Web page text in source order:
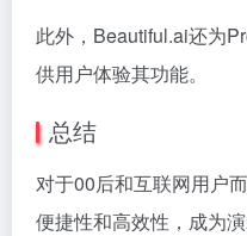
此外，Beautiful.ai还为
供用户体验其功能。
总结
对于00后和互联网用户
便捷性和高效性，成为